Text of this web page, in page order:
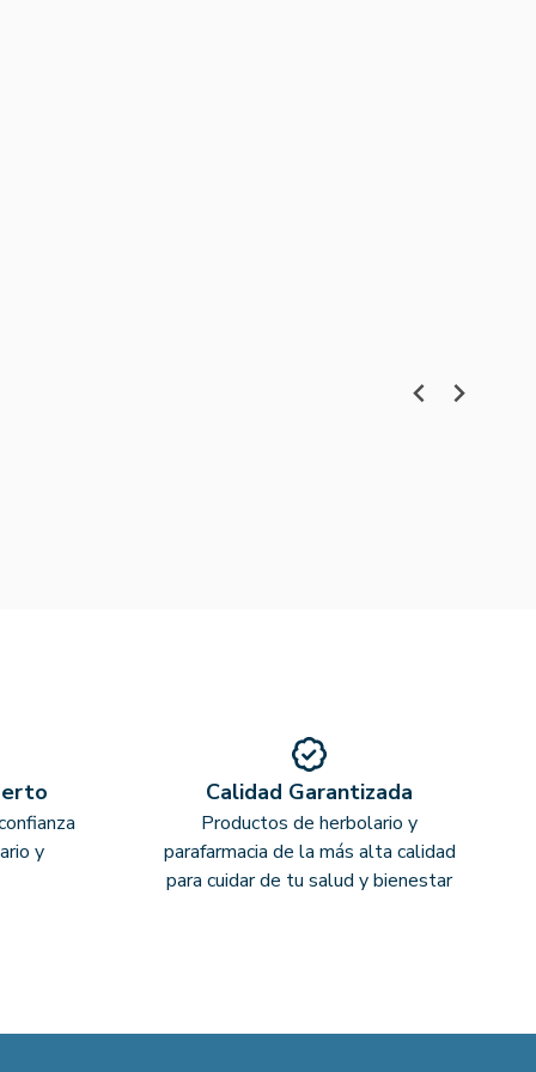
y
Calidad Garantizada
Productos de herbolario y
parafarmacia de la más alta calidad
para cuidar de tu salud y bienestar